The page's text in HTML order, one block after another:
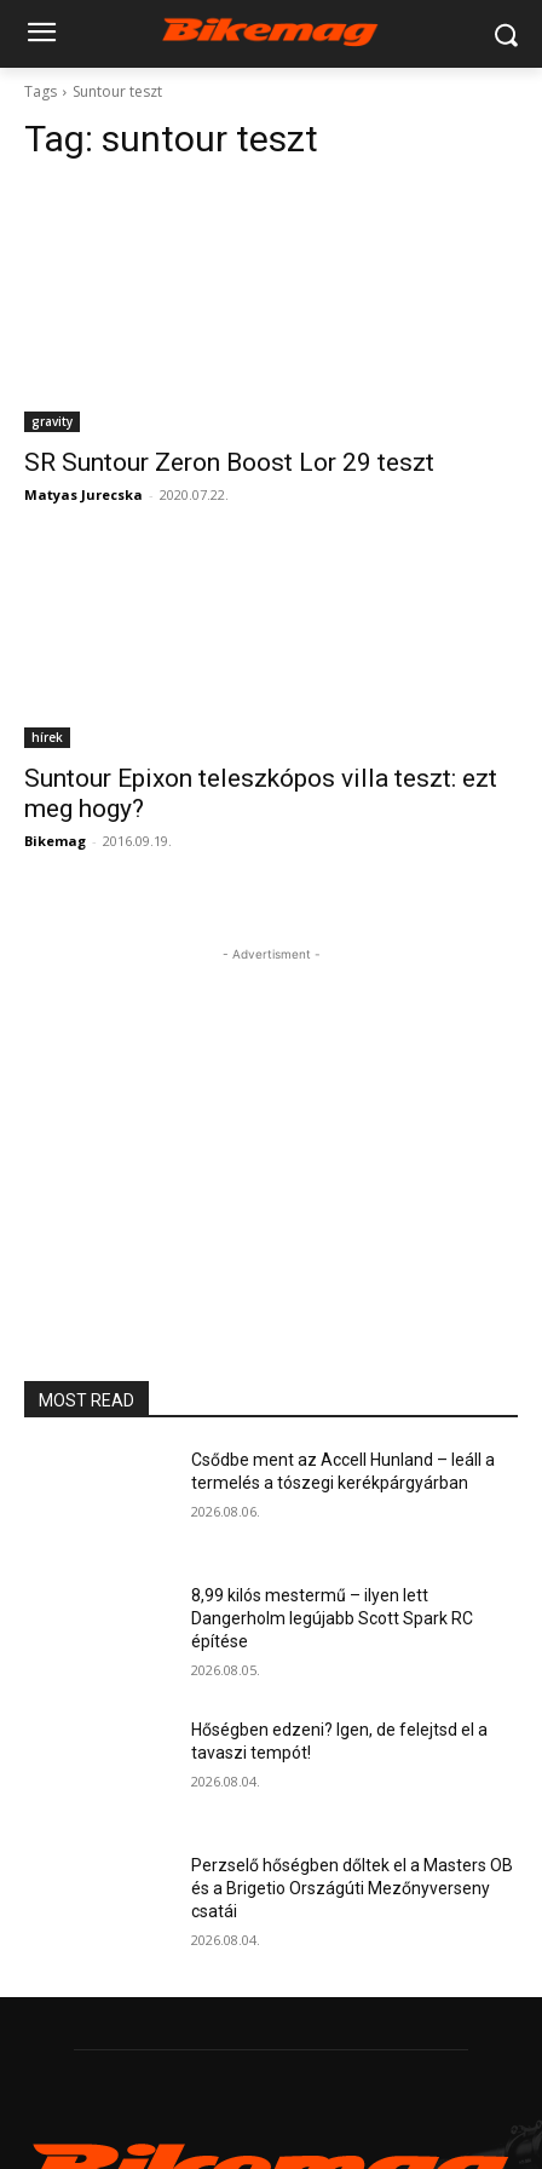
Tags Suntour teszt
Tag: suntour teszt
gravity
SR Suntour Zeron Boost Lor 29 teszt
Matyas Jurecska - 2020.07.22.
hírek
Suntour Epixon teleszkópos villa teszt: ezt
meg hogy?
Bikemag - 2016.09.19.
- Advertisment -
MOST READ
Csődbe ment az Accell Hunland – leáll a
termelés a tószegi kerékpárgyárban
2026.08.06.
8,99 kilós mestermű – ilyen lett
Dangerholm legújabb Scott Spark RC
építése
2026.08.05.
Hőségben edzeni? Igen, de felejtsd el a
tavaszi tempót!
2026.08.04.
Perzselő hőségben dőltek el a Masters OB
és a Brigetio Országúti Mezőnyverseny
csatái
2026.08.04.